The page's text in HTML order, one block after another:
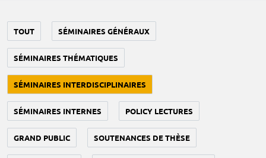
TOUT SÉMINAIRES GÉNÉRAUX
SÉMINAIRES THÉMATIQUES
SÉMINAIRES INTERDISCIPLINAIRES
SÉMINAIRES INTERNES POLICY LECTURES
GRAND PUBLIC SOUTENANCES DE THÈSE